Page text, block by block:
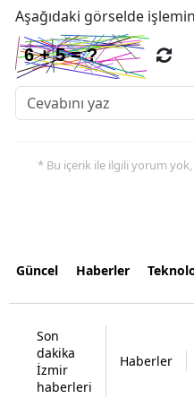
Aşağıdaki görselde
* Bu içerik ile ilgili yorum yok,
Güncel Haberler
Son
dakika
İzmir
haberleri
Haberler